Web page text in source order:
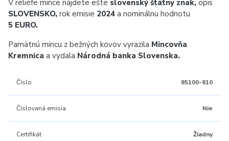
V reliéfe mince nájdete ešte slovenský štátny znak, opis
SLOVENSKO, rok emisie 2024 a nominálnu hodnotu
5 EURO.
Pamätnú mincu z bežných kovov vyrazila Mincovňa
Kremnica a vydala Národná banka Slovenska.
Číslo 85100-810
Číslovaná emisia Nie
Certifikát Žiadny